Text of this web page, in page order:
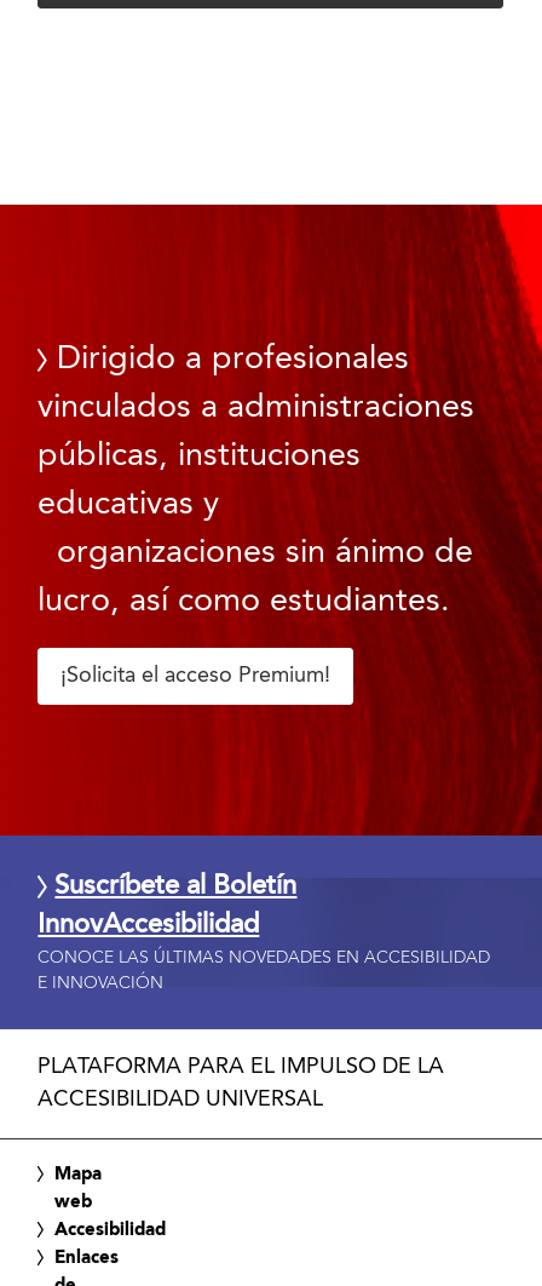
Dirigido a profesionales
vinculados a administraciones
públicas, instituciones
educativas y
organizaciones sin ánimo de
lucro, así como estudiantes.
¡Solicita el acceso Premium!
Suscríbete al Boletín
InnovAccesibilidad
CONOCE LAS ÚLTIMAS NOVEDADES EN ACCESIBILIDAD
E INNOVACIÓN
PLATAFORMA PARA EL IMPULSO DE LA
ACCESIBILIDAD UNIVERSAL
Mapa
web
Accesibilidad
Enlaces